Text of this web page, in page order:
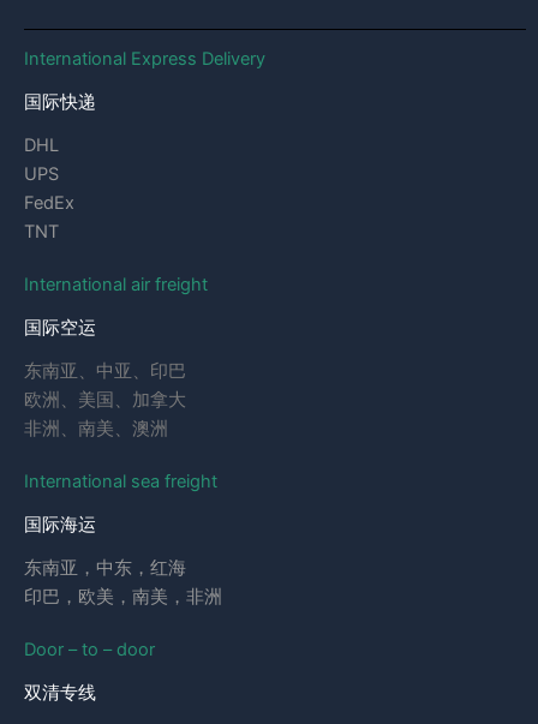
International Express Delivery
国际快递
DHL
UPS
FedEx
TNT
International air freight
国际空运
东南亚、中亚、印巴
欧洲、美国、加拿大
非洲、南美、澳洲
International sea freight
国际海运
东南亚，中东，红海
印巴，欧美，南美，非洲
Door – to – door
双清专线